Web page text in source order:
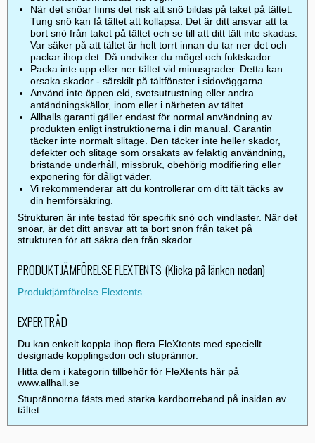
När det snöar finns det risk att snö bildas på taket på tältet.
Tung snö kan få tältet att kollapsa. Det är ditt ansvar att ta
bort snö från taket på tältet och se till att ditt tält inte skadas.
Var säker på att tältet är helt torrt innan du tar ner det och
packar ihop det. Då undviker du mögel och fuktskador.
Packa inte upp eller ner tältet vid minusgrader. Detta kan
orsaka skador - särskilt på tältfönster i sidoväggarna.
Använd inte öppen eld, svetsutrustning eller andra
antändningskällor, inom eller i närheten av tältet.
Allhalls garanti gäller endast för normal användning av
produkten enligt instruktionerna i din manual. Garantin
täcker inte normalt slitage. Den täcker inte heller skador,
defekter och slitage som orsakats av felaktig användning,
bristande underhåll, missbruk, obehörig modifiering eller
exponering för dåligt väder.
Vi rekommenderar att du kontrollerar om ditt tält täcks av
din hemförsäkring.
Strukturen är inte testad för specifik snö och vindlaster. När det
snöar, är det ditt ansvar att ta bort snön från taket på
strukturen för att säkra den från skador.
PRODUKTJÄMFÖRELSE FLEXTENTS (Klicka på länken nedan)
Produktjämförelse Flextents
EXPERTRÅD
Du kan enkelt koppla ihop flera FleXtents med speciellt
designade kopplingsdon och stuprännor.
Hitta dem i kategorin tillbehör för FleXtents här på
www.allhall.se
Stuprännorna fästs med starka kardborreband på insidan av
tältet.